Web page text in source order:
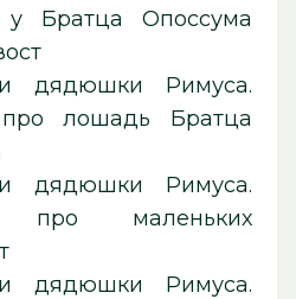
у Братца Опоссума
дядюшки Римуса.
про лошадь Братца
дядюшки Римуса.
про маленьких
дядюшки Римуса.